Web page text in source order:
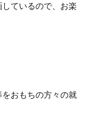
ているので、お楽
おもちの方々の就